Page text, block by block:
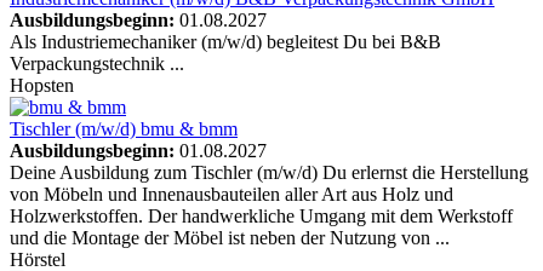
Ausbildungsbeginn: 01.08.2027
Als Industriemechaniker (m/w/d) begleitest Du bei B&B
Verpackungstechnik ...
Hopsten
Tischler (m/w/d) bmu & bmm
Ausbildungsbeginn: 01.08.2027
Deine Ausbildung zum Tischler (m/w/d) Du erlernst die Herstellung
von Möbeln und Innenausbauteilen aller Art aus Holz und
Holzwerkstoffen. Der handwerkliche Umgang mit dem Werkstoff
und die Montage der Möbel ist neben der Nutzung von ...
Hörstel